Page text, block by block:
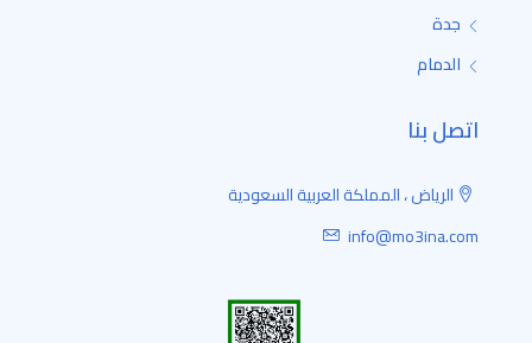
جدة
الدمام
اتصل بنا
الرياض ، المملكة العربية السعودية
info@mo3ina.com